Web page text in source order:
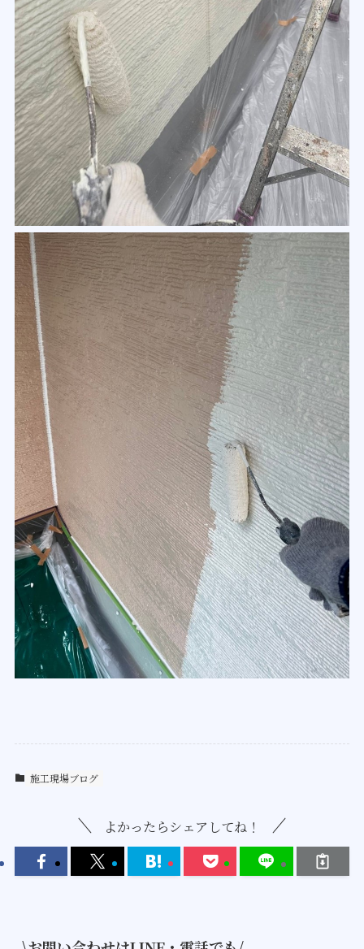
施工現場ブログ
よかったらシェアしてね！